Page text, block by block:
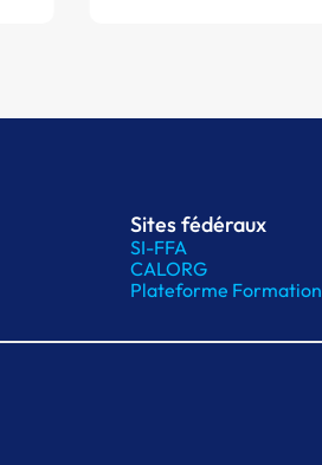
Sites fédéraux
SI-FFA
CALORG
Plateforme Formation